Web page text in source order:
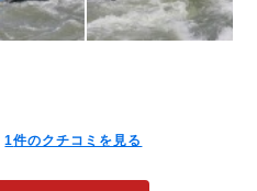
1件のクチコミを見る